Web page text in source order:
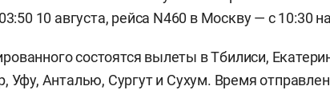
10 августа, рейса N460 в Москву — с 10:30
состоятся вылеты в Тбилиси,
Уфу, Анталью, Сургут и Сухум. Время